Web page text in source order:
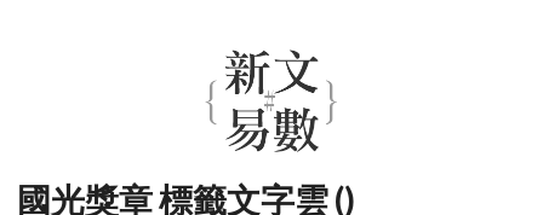
國光獎章 標籤文字雲 ()